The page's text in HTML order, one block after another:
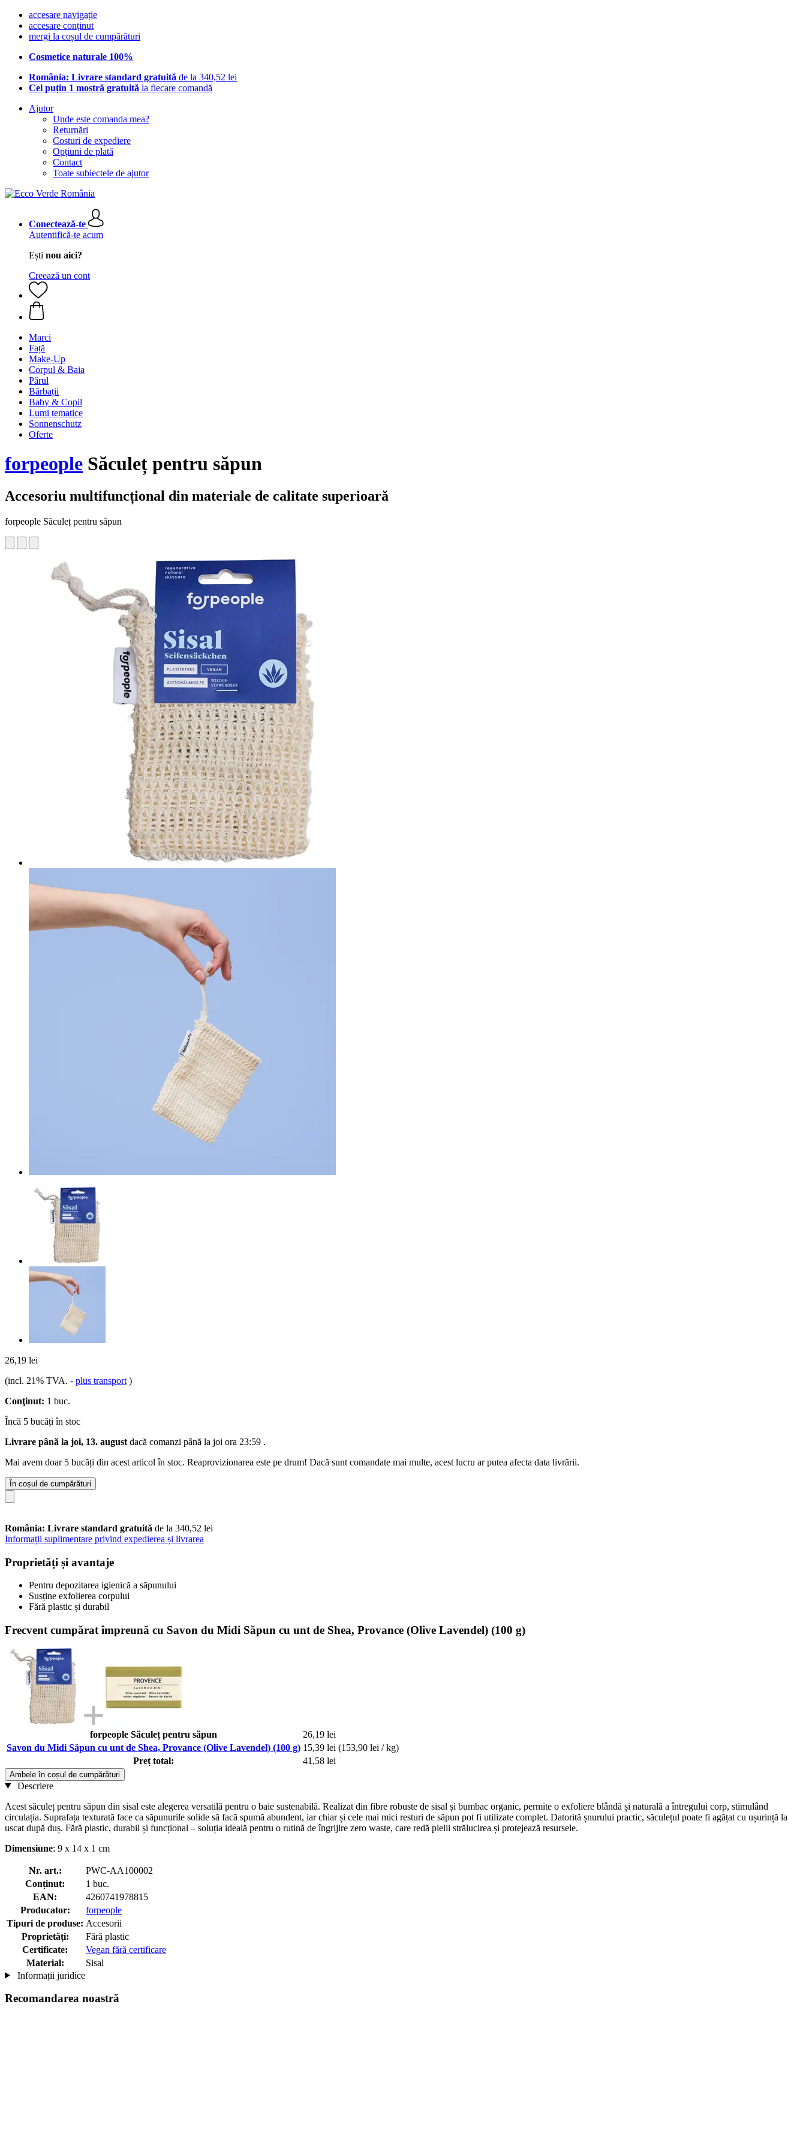
accesare navigație
accesare conținut
mergi la coșul de cumpărături
Cosmetice naturale 100%
România: Livrare standard gratuită de la 340,52 lei
Cel puțin 1 mostră gratuită la fiecare comandă
Ajutor
Unde este comanda mea?
Returnări
Costuri de expediere
Opțiuni de plată
Contact
Toate subiectele de ajutor
Conectează-te
Autentifică-te acum
Ești nou aici?
Creează un cont
Marci
Față
Make-Up
Corpul & Baia
Părul
Bărbații
Baby & Copil
Lumi tematice
Sonnenschutz
Oferte
forpeople Săculeț pentru săpun
Accesoriu multifuncțional din materiale de calitate superioară
forpeople Săculeț pentru săpun
26,19 lei
(incl. 21% TVA. - plus transport )
Conţinut: 1 buc.
Încă 5 bucăți în stoc
Livrare până la joi, 13. august dacă comanzi până la joi ora 23:59 .
Mai avem doar 5 bucăți din acest articol în stoc. Reaprovizionarea este pe drum! Dacă sunt comandate mai multe, acest lucru ar putea afecta data livrării.
În coșul de cumpărături
România: Livrare standard gratuită de la 340,52 lei
Informații suplimentare privind expedierea și livrarea
Proprietăți și avantaje
Pentru depozitarea igienică a săpunului
Susține exfolierea corpului
Fără plastic și durabil
Frecvent cumpărat împreună cu Savon du Midi Săpun cu unt de Shea, Provance (Olive Lavendel) (100 g)
forpeople Săculeț pentru săpun
26,19 lei
Savon du Midi Săpun cu unt de Shea, Provance (Olive Lavendel) (100 g) 15,39 lei (153,90 lei / kg)
Preț total:
41,58 lei
Ambele în coșul de cumpărături
Descriere
Acest săculeț pentru săpun din sisal este alegerea versatilă pentru o baie sustenabilă. Realizat din fibre robuste de sisal și bumbac organic, permite o exfoliere blândă și naturală a întregului corp, stimulând
circulația. Suprafața texturată face ca săpunurile solide să facă spumă abundent, iar chiar și cele mai mici resturi de săpun pot fi utilizate complet. Datorită șnurului practic, săculețul poate fi agățat cu ușurință la
uscat după duș. Fără plastic, durabil și funcțional – soluția ideală pentru o rutină de îngrijire zero waste, care redă pielii strălucirea și protejează resursele.
Dimensiune: 9 x 14 x 1 cm
Nr. art.:
PWC-AA100002
Conținut:
1 buc.
EAN:
4260741978815
Producator:
forpeople
Tipuri de produse: Accesorii
Proprietăți:
Fără plastic
Certificate:
Vegan fără certificare
Material:
Sisal
Informații juridice
Recomandarea noastră